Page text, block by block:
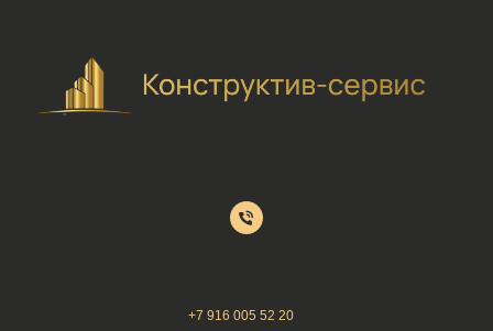
+7 916 005 52 20